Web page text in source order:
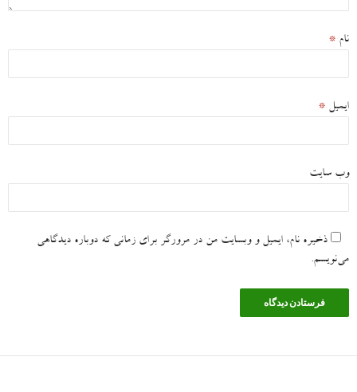
نام *
ایمیل *
وب‌ سایت
ذخیره نام، ایمیل و وبسایت من در مرورگر برای زمانی که دوباره دیدگاهی
می‌نویسم.